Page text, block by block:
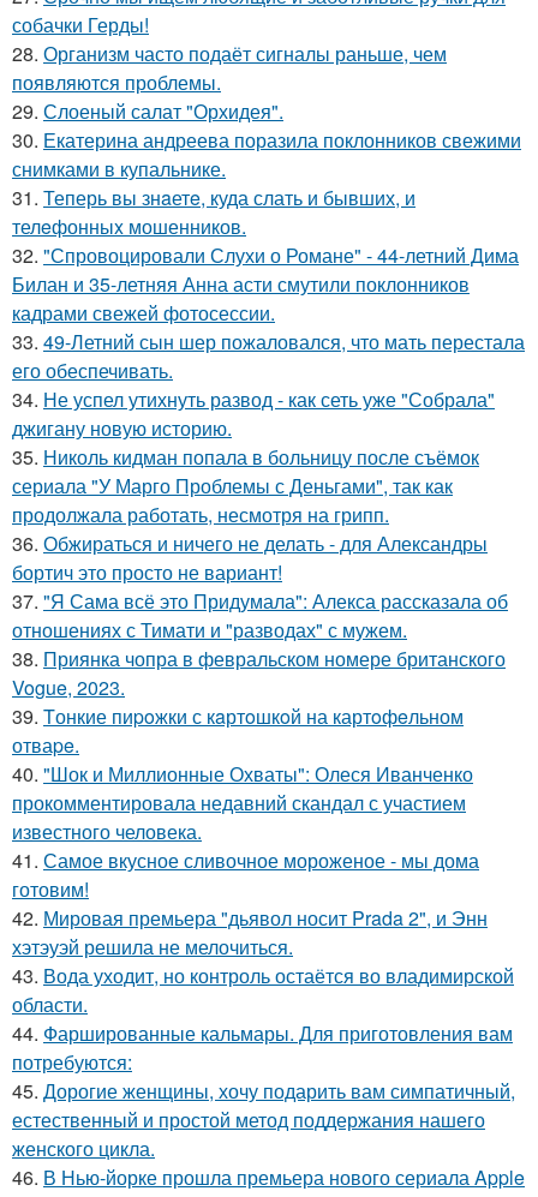
собачки Герды!
28. Организм часто подаёт сигналы раньше, чем
появляются проблемы.
29. Слоеный салат "Орхидея".
30. Екатерина андреева поразила поклонников свежими
снимками в купальнике.
31. Теперь вы знaетe, куда слать и бывших, и
телeфонныx мошенников.
32. "Спровоцировали Слухи о Романе" - 44-летний Дима
Билан и 35-летняя Анна асти смутили поклонников
кадрами свежей фотосессии.
33. 49-Летний сын шер пожаловался, что мать перестала
его обеспечивать.
34. Не успел утихнуть развод - как сеть уже "Собрала"
джигану новую историю.
35. Николь кидман попала в больницу после съёмок
сериала "У Марго Проблемы с Деньгами", так как
продолжала работать, несмотря на грипп.
36. Обжираться и ничего не делать - для Александры
бортич это просто не вариант!
37. "Я Сама всё это Придумала": Алекса рассказала об
отношениях с Тимати и "разводах" с мужем.
38. Приянка чопра в февральском номере британского
Vogue, 2023.
39. Tонкие пиpoжки с кaртoшкoй на картoфeльном
отваpe.
40. "Шок и Миллионные Охваты": Олеся Иванченко
прокомментировала недавний скандал с участием
известного человека.
41. Самое вкусное сливочное мороженое - мы дома
готовим!
42. Мировая премьера "дьявол носит Prada 2", и Энн
хэтэуэй решила не мелочиться.
43. Вода уходит, но контроль остаётся во владимирской
области.
44. Фаршированные кальмары. Для приготовления вам
потребуются:
45. Дорогие женщины, хочу подарить вам симпатичный,
естественный и простой метод поддержания нашего
женского цикла.
46. В Нью-йорке прошла премьера нового сериала Apple